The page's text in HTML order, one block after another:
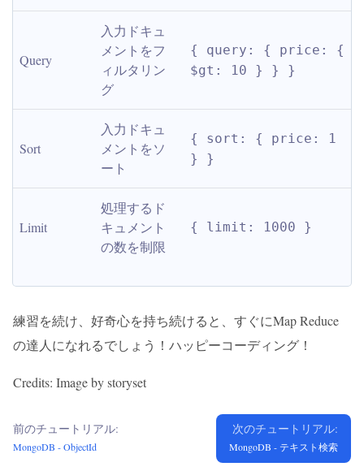
Query
入力ドキュ
メントをフ
ィルタリン
グ
{ query: { price: {
$gt: 10 } } }
Sort
入力ドキュ
メントをソ
ート
{ sort: { price: 1
} }
Limit
処理するド
キュメント
の数を制限
{ limit: 1000 }
練習を続け、好奇心を持ち続けると、すぐにMap Reduce
の達人になれるでしょう！ハッピーコーディング！
Credits: Image by storyset
前のチュートリアル:
MongoDB - ObjectId
次のチュートリアル:
MongoDB - テキスト検索